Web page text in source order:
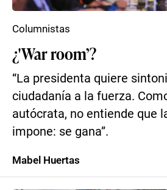
¿'War room’?
“La presidenta quiere
ciudadanía a la fuerza.
autócrata, no entiende que
impone: se gana”.
Columnistas
Mabel Huertas